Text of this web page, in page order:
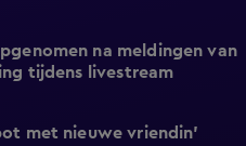
na meldingen van
tijdens livestream
met nieuwe vriendin'